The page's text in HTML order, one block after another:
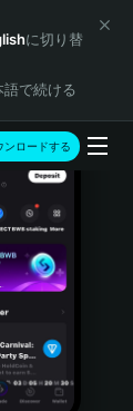
に切り替
語で続ける
ンロードする